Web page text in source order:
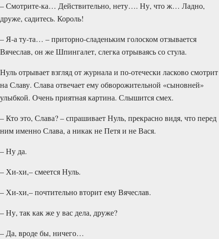
– Смотрите-ка… Действительно, нету…. Ну, что ж… Лад­но,
друже, садитесь. Король!
– Я-а ту-та… – приторно-сладеньким голос­ком отзывается
Вячеслав, он же Шпингалет, слегка отрываясь со стула.
Нуль отрывает взгляд от журнала и по-отечески ласково смотрит
на Славу. Слава отвечает ему обворожитель­ной «сыновней»
улыбкой. Очень приятная картина. Слышится смех.
– Кто это, Слава? – спрашивает Нуль, прекрасно видя, что перед
ним именно Слава, а никак не Петя и не Вася.
– Ну да.
– Хи-хи,– смеется Нуль.
– Хи-хи,– почтительно вторит ему Вячеслав.
– Ну, так как же у вас дела, друже?
– Да, вроде бы, ничего…